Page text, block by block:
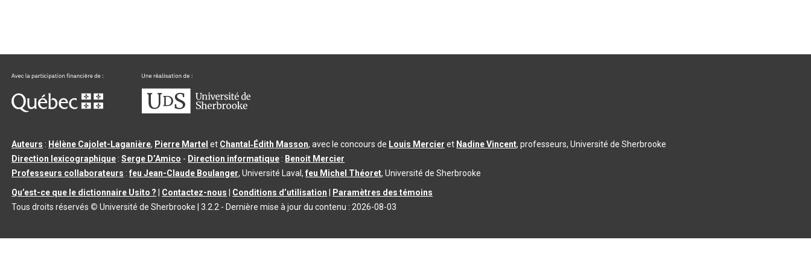
Auteurs : Hélène Cajolet-Laganière, Pierre Martel et Chantal‑Édith Masson, avec le concours de Louis Mercier et Nadine Vincent, professeurs, Université de Sherbrooke
Direction lexicographique :Serge D’Amico - Direction informatique : Benoit Mercier
Professeurs collaborateurs :feu Jean-Claude Boulanger, Université Laval,feu Michel Théoret, Université de Sherbrooke
Qu’est-ce que le dictionnaire Usito ?
Contactez-nous Conditions d’utilisation
Paramètres des témoins
Tous droits réservés © Université de Sherbrooke |3.2.2 - Dernière mise à jour du contenu : 2026-08-03